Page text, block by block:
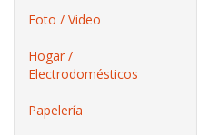
Foto / Video
Hogar /
Electrodomésticos
Papelería